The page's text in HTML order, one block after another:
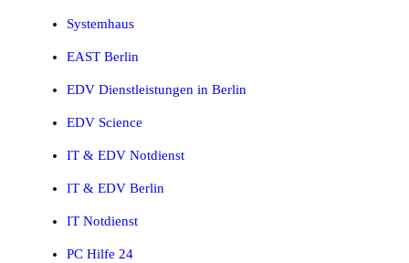
Systemhaus
EAST Berlin
EDV Dienstleistungen in Berlin
EDV Science
IT & EDV Notdienst
IT & EDV Berlin
IT Notdienst
PC Hilfe 24